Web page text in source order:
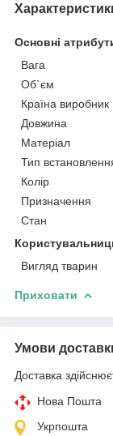
Основні
Вага
Об`єм
Країна виробник
Довжина
Матеріал
Тип
Колір
Призначення
Стан
Вигляд тварин
Приховати
Умови
Доставка
Нова Пошта
Укрпошта